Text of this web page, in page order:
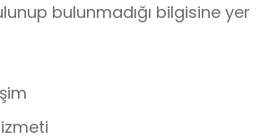
bulunmadığı bilgisine yer